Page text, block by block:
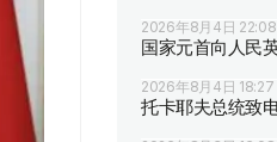
2026年8月4日 22:08
国家元首向人民
2026年8月4日 18:27
托卡耶夫总统致